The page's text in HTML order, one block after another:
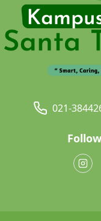
021-